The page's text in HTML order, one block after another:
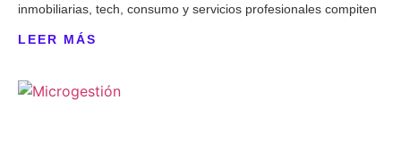
inmobiliarias, tech, consumo y servicios profesionales compiten
LEER MÁS